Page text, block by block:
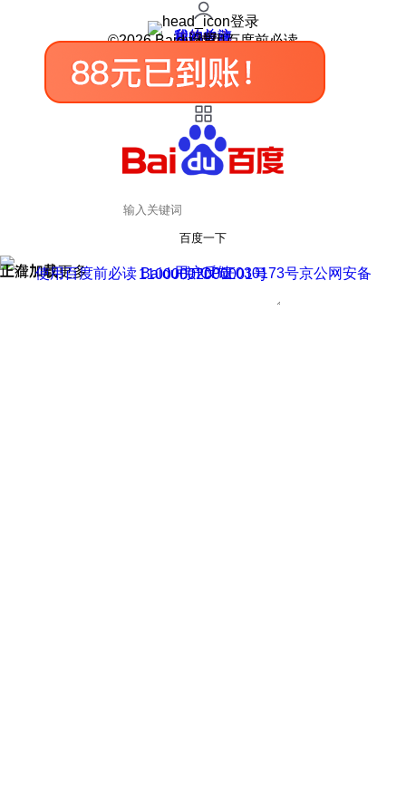
登录
我的关注
我的收藏
皮肤中心
用户反馈
设置
©2026 Baidu 使用百度前必读
百度一下
正在加载
上滑加载更多 用户反馈
使用百度前必读 Baidu 京ICP证030173号
京公网安备11000002000001号